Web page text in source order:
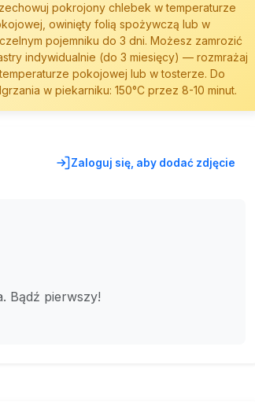
pokrojony chlebek w temperaturze
owinięty folią spożywczą lub w
pojemniku do 3 dni. Możesz zamrozić
indywidualnie (do 3 miesięcy) — rozmrażaj
pokojowej lub w tosterze. Do
w piekarniku: 150°C przez 8-10 minut.
Zaloguj się, aby dodać zdjęcie
Bądź pierwszy!